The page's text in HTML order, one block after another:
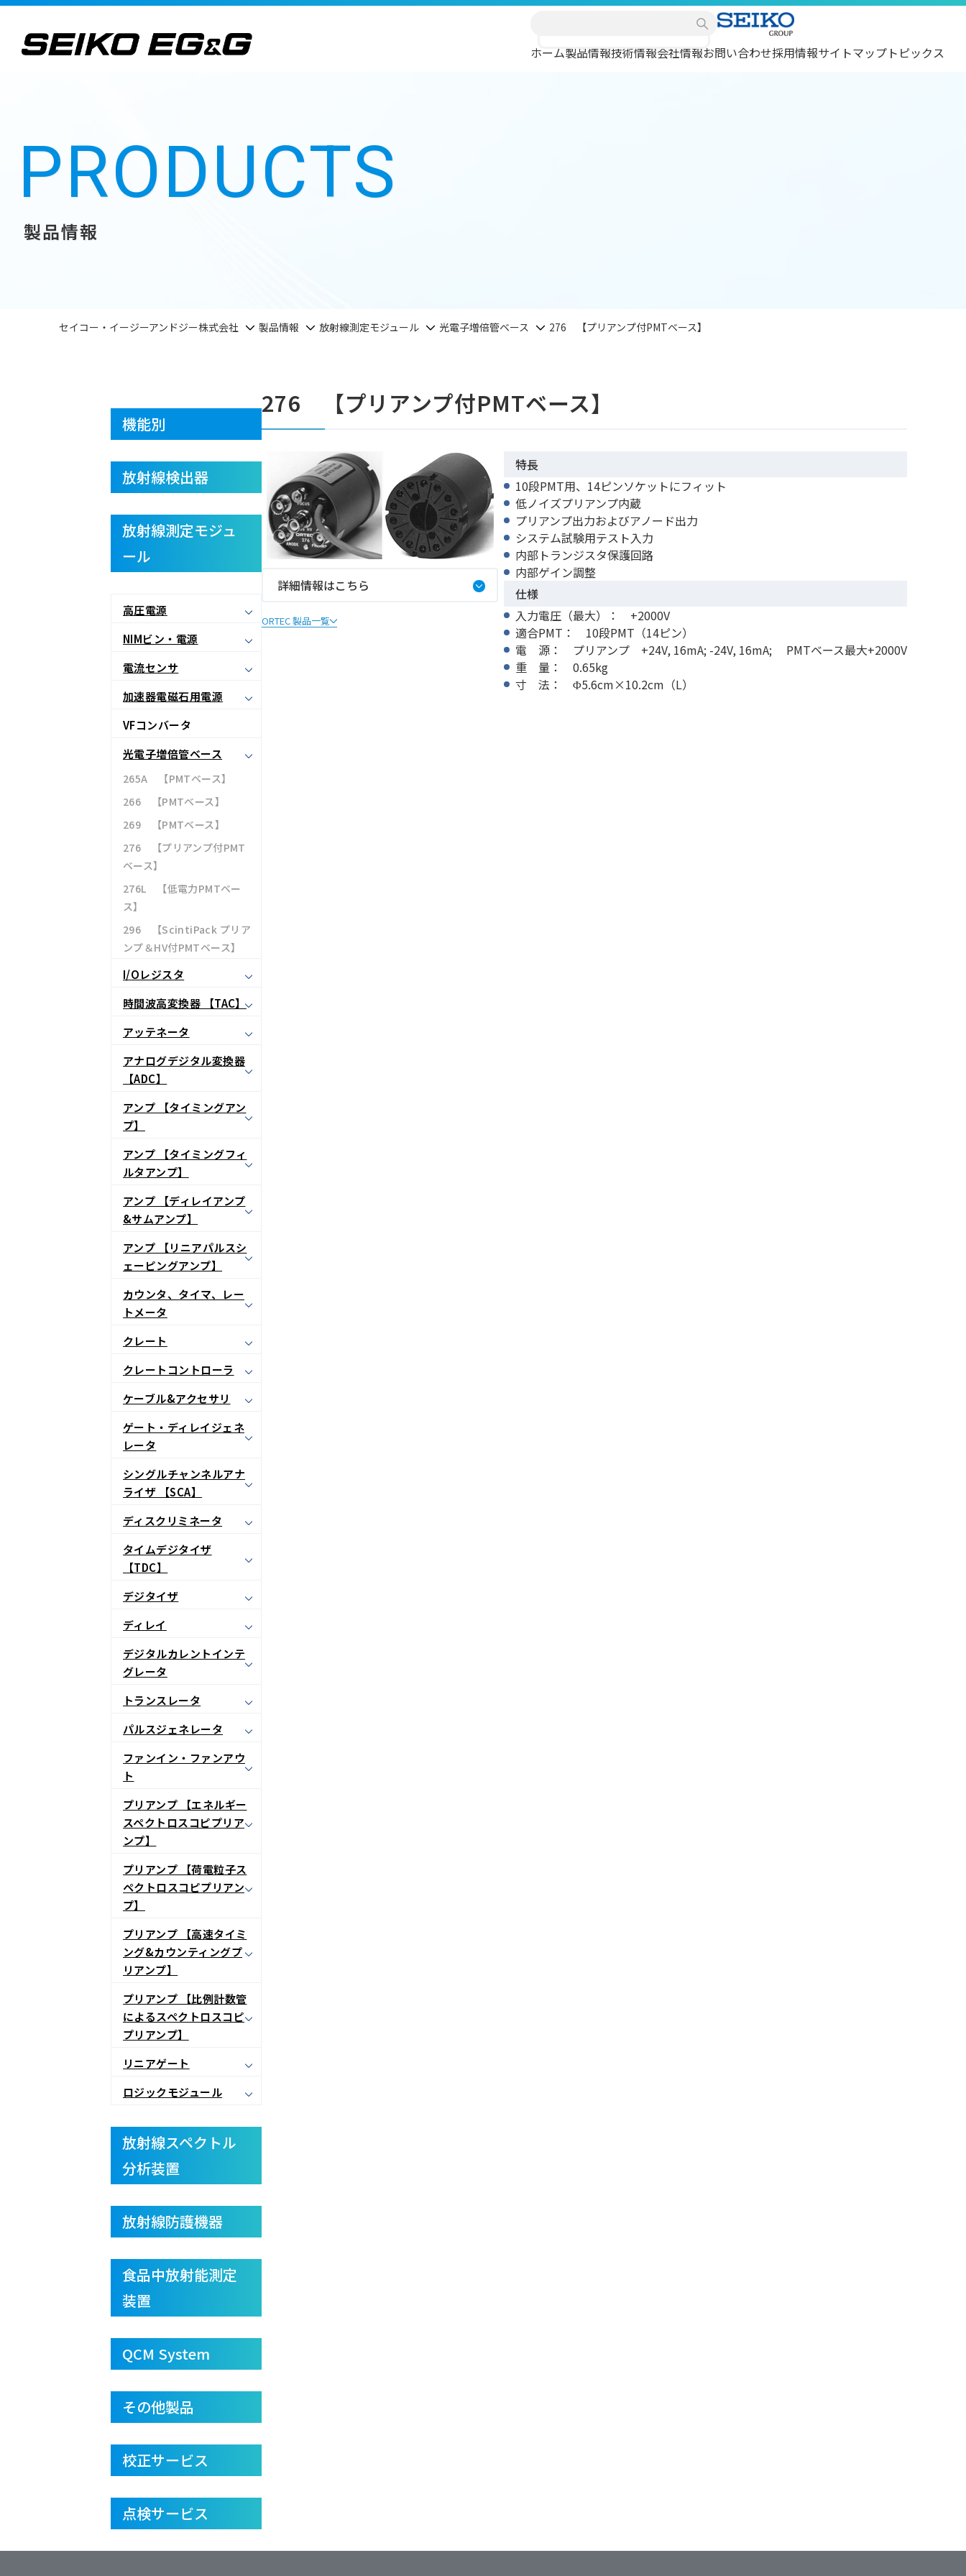
ホーム製品情報技術情報会社情報お問い合わせ採用情報サイトマップ トピックス
PRODUCTS
製品情報
セイコー・イージーアンドジー株式会社 製品情報 放射線測定モジュール 光電子増倍管ベース 276 【プリアンプ付PMTベース】
276 【プリアンプ付PMTベース】
詳細情報はこちら
ORTEC 製品一覧
特長
10段PMT用、14ピンソケットにフィット
低ノイズプリアンプ内蔵
プリアンプ出力およびアノード出力
システム試験用テスト入力
内部トランジスタ保護回路
内部ゲイン調整
仕様
入力電圧（最大）： +2000V
適合PMT： 10段PMT（14ピン）
電 源： プリアンプ +24V, 16mA; -24V, 16mA; PMTベース最大+2000V
重 量： 0.65kg
寸 法： Φ5.6cm×10.2cm（L）
機能別
放射線検出器
放射線測定モジュ
ール
高圧電源
NIMビン・電源
電流センサ
加速器電磁石用電源
VFコンバータ
光電子増倍管ベース
265A 【PMTベース】
266 【PMTベース】
269 【PMTベース】
276 【プリアンプ付PMT
ベース】
276L 【低電力PMTベー
ス】
296 【ScintiPack プリア
ンプ＆HV付PMTベース】
I/Oレジスタ
時間波高変換器 【TAC】
アッテネータ
アナログデジタル変換器
【ADC】
アンプ 【タイミングアン
プ】
アンプ 【タイミングフィ
ルタアンプ】
アンプ 【ディレイアンプ
&サムアンプ】
アンプ 【リニアパルスシ
ェーピングアンプ】
カウンタ、タイマ、レー
トメータ
クレート
クレートコントローラ
ケーブル&アクセサリ
ゲート・ディレイジェネ
レータ
シングルチャンネルアナ
ライザ 【SCA】
ディスクリミネータ
タイムデジタイザ
【TDC】
デジタイザ
ディレイ
デジタルカレントインテ
グレータ
トランスレータ
パルスジェネレータ
ファンイン・ファンアウ
ト
プリアンプ 【エネルギー
スペクトロスコピプリア
ンプ】
プリアンプ 【荷電粒子ス
ペクトロスコピプリアン
プ】
プリアンプ 【高速タイミ
ング&カウンティングプ
リアンプ】
プリアンプ 【比例計数管
によるスペクトロスコピ
プリアンプ】
リニアゲート
ロジックモジュール
放射線スペクトル
分析装置
放射線防護機器
食品中放射能測定
装置
QCM System
その他製品
校正サービス
点検サービス